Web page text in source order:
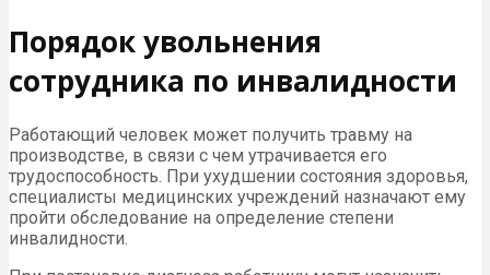
Порядок увольнения
сотрудника по инвалидности
Работающий человек может получить травму на
производстве, в связи с чем утрачивается его
трудоспособность. При ухудшении состояния здоровья,
специалисты медицинских учреждений назначают ему
пройти обследование на определение степени
инвалидности.